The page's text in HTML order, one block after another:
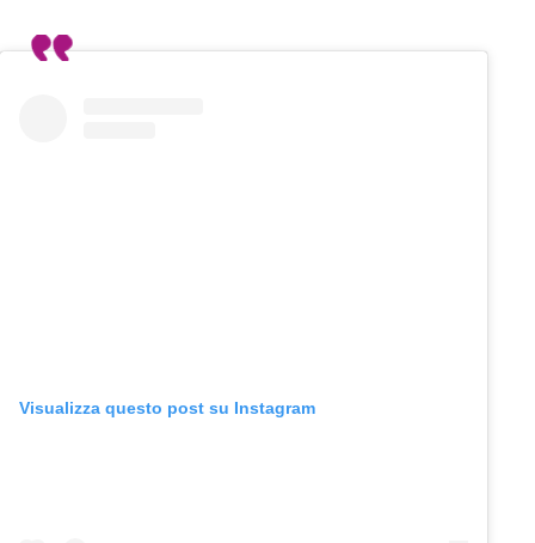
Visualizza questo post su Instagram